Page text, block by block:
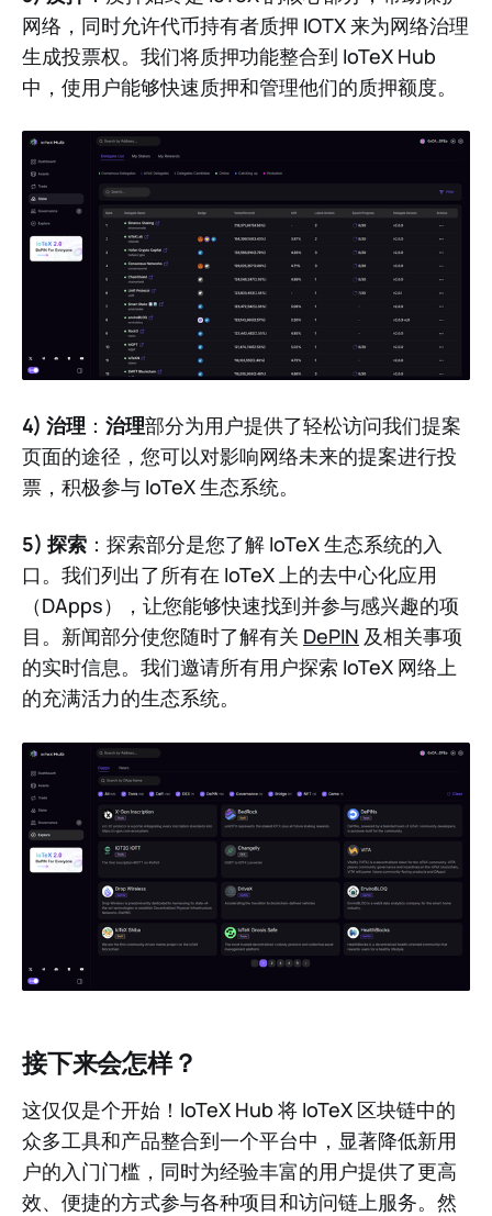
网络，同时允许代币持有者质押 IOTX 来为网络治理
生成投票权。我们将质押功能整合到 IoTeX Hub
中，使用户能够快速质押和管理他们的质押额度。
4) 治理 ： 治理部分为用户提供了轻松访问我们提案
页面的途径，您可以对影响网络未来的提案进行投
票，积极参与 IoTeX 生态系统。
5) 探索 ：探索部分是您了解 IoTeX 生态系统的入
口。我们列出了所有在 IoTeX 上的去中心化应用
（DApps），让您能够快速找到并参与感兴趣的项
目。新闻部分使您随时了解有关 DePIN 及相关事项
的实时信息。我们邀请所有用户探索 IoTeX 网络上
的充满活力的生态系统。
接下来会怎样？
这仅仅是个开始！IoTeX Hub 将 IoTeX 区块链中的
众多工具和产品整合到一个平台中，显著降低新用
户的入门门槛，同时为经验丰富的用户提供了更高
效、便捷的方式参与各种项目和访问链上服务。然